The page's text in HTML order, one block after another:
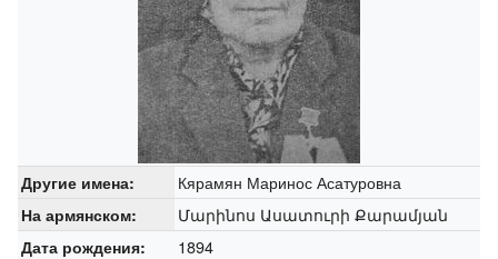
Другие имена: Кярамян Маринос Асатуровна
На армянском: Մարինոս Ասատուրի Քարամյան
Дата рождения: 1894